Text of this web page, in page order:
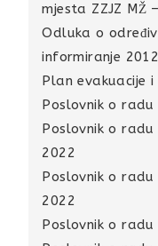
mjesta ZZJZ MŽ
Odluka o
informiranje 2012
Plan evakuacije
Poslovnik o
Poslovnik o
2022
Poslovnik o
2022
Poslovnik o